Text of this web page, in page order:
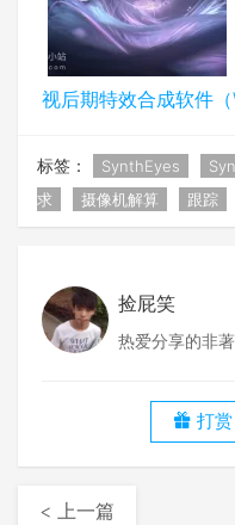
视后期特效合成软件（
标签： SynthEyes
求
摄像机解算 跟踪
捡屁笑
热爱分享的非
打赏
< 上一篇